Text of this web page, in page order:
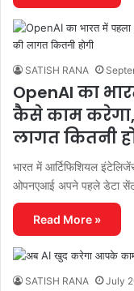
SATISH RANA
OpenAI का
कैसे काम
लागत कितनी
भारत में आर्टिफिशियल
ओपनएआई अपने पहले डेटा
Read More »
SATISH RANA July